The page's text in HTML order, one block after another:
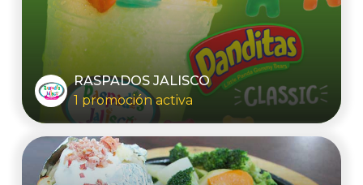
RASPADOS JALISCO
1 promoción activa